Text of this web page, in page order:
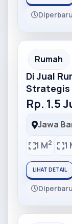
Partner
Rumah
Di Jual
Strategis
Rp. 1.5
Jawa
1 M2 1
LIHAT DETAIL